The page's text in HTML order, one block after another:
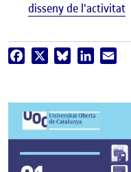
disseny de l'activitat
Facebook BlueskyLinkedIn